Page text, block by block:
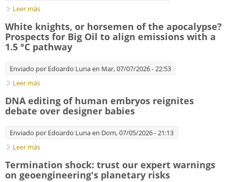
Leer más
insurreccionales
White knights, or horsemen of the apocalypse?
Prospects for Big Oil to align emissions with a
1.5 °C pathway
Enviado por Edoardo Lunaen Mar, 07/07/2026 - 22:53
Leer más
DNA editing of human embryos reignites
debate over designer babies
Enviado por Edoardo Lunaen Dom, 07/05/2026 - 21:13
Leer más
Termination shock: trust our expert warnings
on geoengineering's planetary risks